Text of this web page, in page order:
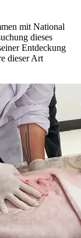
mit National
dieses
Entdeckung
dieser Art